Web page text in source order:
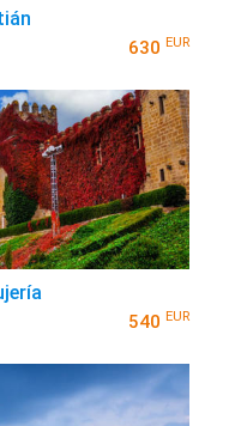
630 EUR
540 EUR